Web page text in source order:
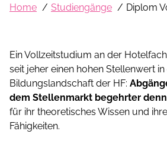
Home Studiengänge Diplom
Ein Vollzeitstudium an der
seit jeher einen hohen Stellenwert
Bildungslandschaft der HF:
dem Stellenmarkt begehrter
für ihr theoretisches Wissen und
Fähigkeiten.